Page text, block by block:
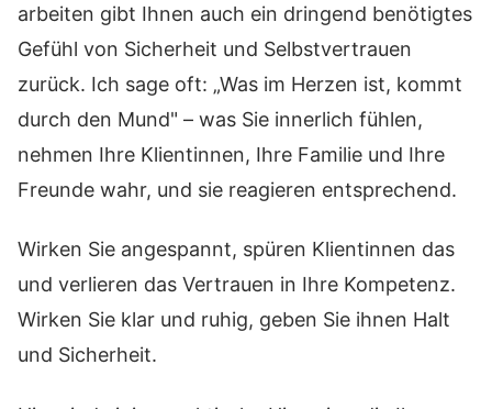
arbeiten gibt Ihnen auch ein dringend benötigtes
Gefühl von Sicherheit und Selbstvertrauen
zurück. Ich sage oft: „Was im Herzen ist, kommt
durch den Mund" – was Sie innerlich fühlen,
nehmen Ihre Klientinnen, Ihre Familie und Ihre
Freunde wahr, und sie reagieren entsprechend.
Wirken Sie angespannt, spüren Klientinnen das
und verlieren das Vertrauen in Ihre Kompetenz.
Wirken Sie klar und ruhig, geben Sie ihnen Halt
und Sicherheit.